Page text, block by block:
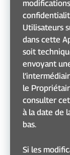
Utilisateurs
dans cette
soit
envoyant
le
consulter
à la date de
bas.
Si les